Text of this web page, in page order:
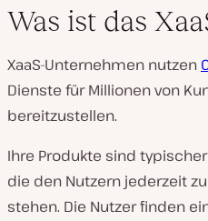
Was ist das
XaaS-Unternehmen nutzen
Dienste für Millionen von
bereitzustellen.
Ihre Produkte sind
die den Nutzern jederzeit
stehen. Die Nutzer finden